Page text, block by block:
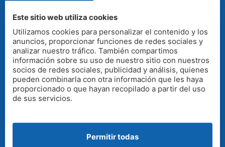
nuestras máquinas están homologadas
SOLICITAR PRESUPUESTO
CONTACTO
Cambre
Este sitio web utiliza cookies
Utilizamos cookies para personalizar el contenido y los
anuncios, proporcionar funciones de redes sociales y
analizar nuestro tráfico. También compartimos
información sobre su uso de nuestro sitio con nuestros
socios de redes sociales, publicidad y análisis, quienes
pueden combinarla con otra información que les haya
proporcionado o que hayan recopilado a partir del uso
de sus servicios.
Permitir todas